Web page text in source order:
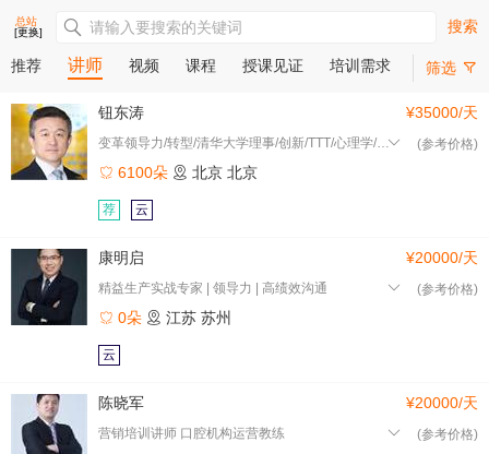
总站
[更换]
搜索
筛选
推荐 讲师 视频 课程 授课见证 培训需求
钮东涛
变革领导力/转型/清华大学理事/创新/TTT/心理学/北京
6100朵 北京 北京
¥35000/天
(参考价格)
荐 云
康明启
精益生产实战专家 | 领导力 | 高绩效沟通
0朵 江苏 苏州
¥20000/天
(参考价格)
云
陈晓军
营销培训讲师 口腔机构运营教练
¥20000/天
(参考价格)